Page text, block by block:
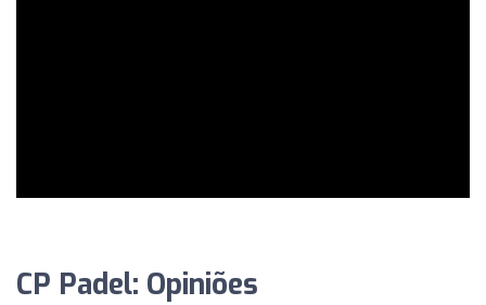
CP Padel: Opiniões